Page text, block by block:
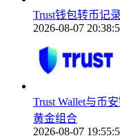
Trust钱包转币记
2026-08-07
Trust Wallet与币
黄金组合
2026-08-07